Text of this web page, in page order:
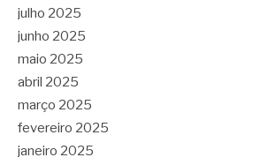
julho 2025
junho 2025
maio 2025
abril 2025
março 2025
fevereiro 2025
janeiro 2025